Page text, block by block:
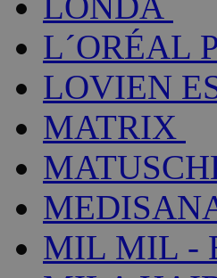
L´ORÉAL
LOVIEN
MATRIX
MIL MIL -